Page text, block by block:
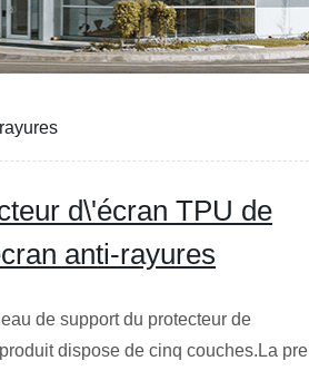
d\'écran TPU de
anti-rayures
de support du protecteur de
dispose de cinq couches.La pre